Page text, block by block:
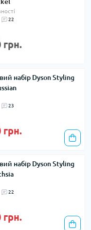
22
грн.
набір Dyson Styling
23
грн.
набір Dyson Styling
22
грн.